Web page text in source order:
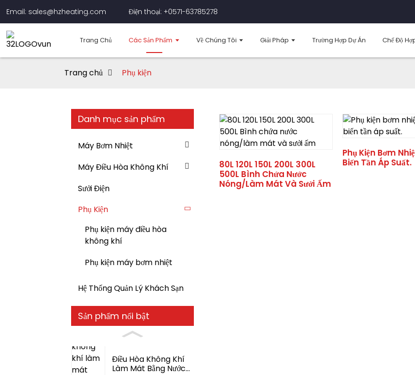
Email: sales@hzheating.com Điện thoại: +0571-63785278
Trang Chủ Các Sản Phẩm Về Chúng Tôi Giải Pháp Trường Hợp Dự Án Chế Độ
Trang chủ Phụ kiện
Danh mục sản phẩm
Máy Bơm Nhiệt
Máy Điều Hòa Không Khí
Sưởi Điện
Phụ Kiện
Phụ kiện máy điều hòa
không khí
Phụ kiện máy bơm nhiệt
Hệ Thống Quản Lý Khách Sạn
Sản phẩm nổi bật
Điều Hòa Không Khí
Làm Mát Bằng Nước
80L 120L 150L 200L 300L
500L Bình Chứa Nước
Nóng/làm Mát Và Sưởi Ấm
Phụ Kiện Bơm
Biến Tần Áp Suất.